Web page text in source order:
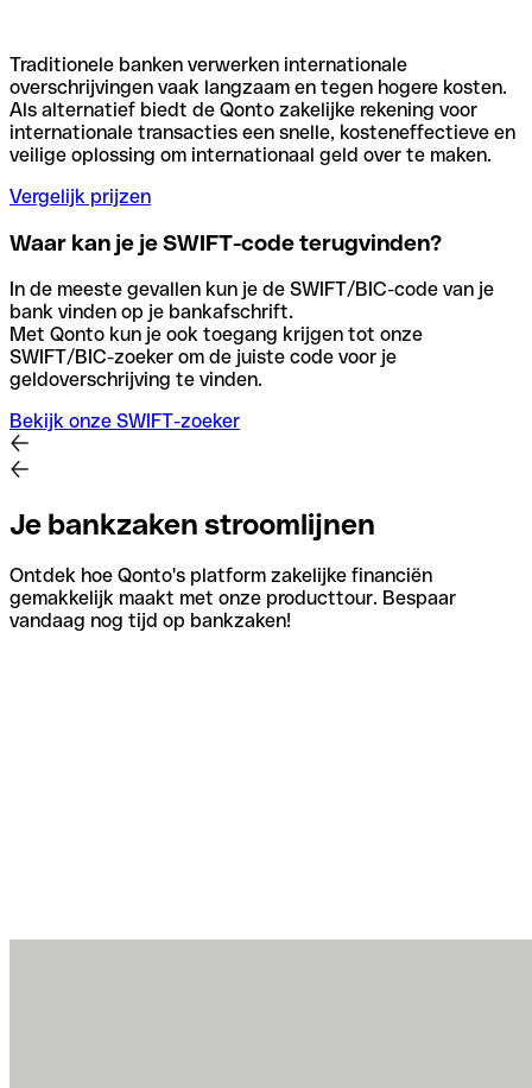
Traditionele banken verwerken internationale
overschrijvingen vaak langzaam en tegen hogere kosten.
Als alternatief biedt de Qonto zakelijke rekening voor
internationale transacties een snelle, kosteneffectieve en
veilige oplossing om internationaal geld over te maken.
Vergelijk prijzen
Waar kan je je SWIFT-code terugvinden?
In de meeste gevallen kun je de SWIFT/BIC-code van je
bank vinden op je bankafschrift.
Met Qonto kun je ook toegang krijgen tot onze
SWIFT/BIC-zoeker om de juiste code voor je
geldoverschrijving te vinden.
Bekijk onze SWIFT-zoeker
Je bankzaken stroomlijnen
Ontdek hoe Qonto's platform zakelijke financiën
gemakkelijk maakt met onze producttour. Bespaar
vandaag nog tijd op bankzaken!